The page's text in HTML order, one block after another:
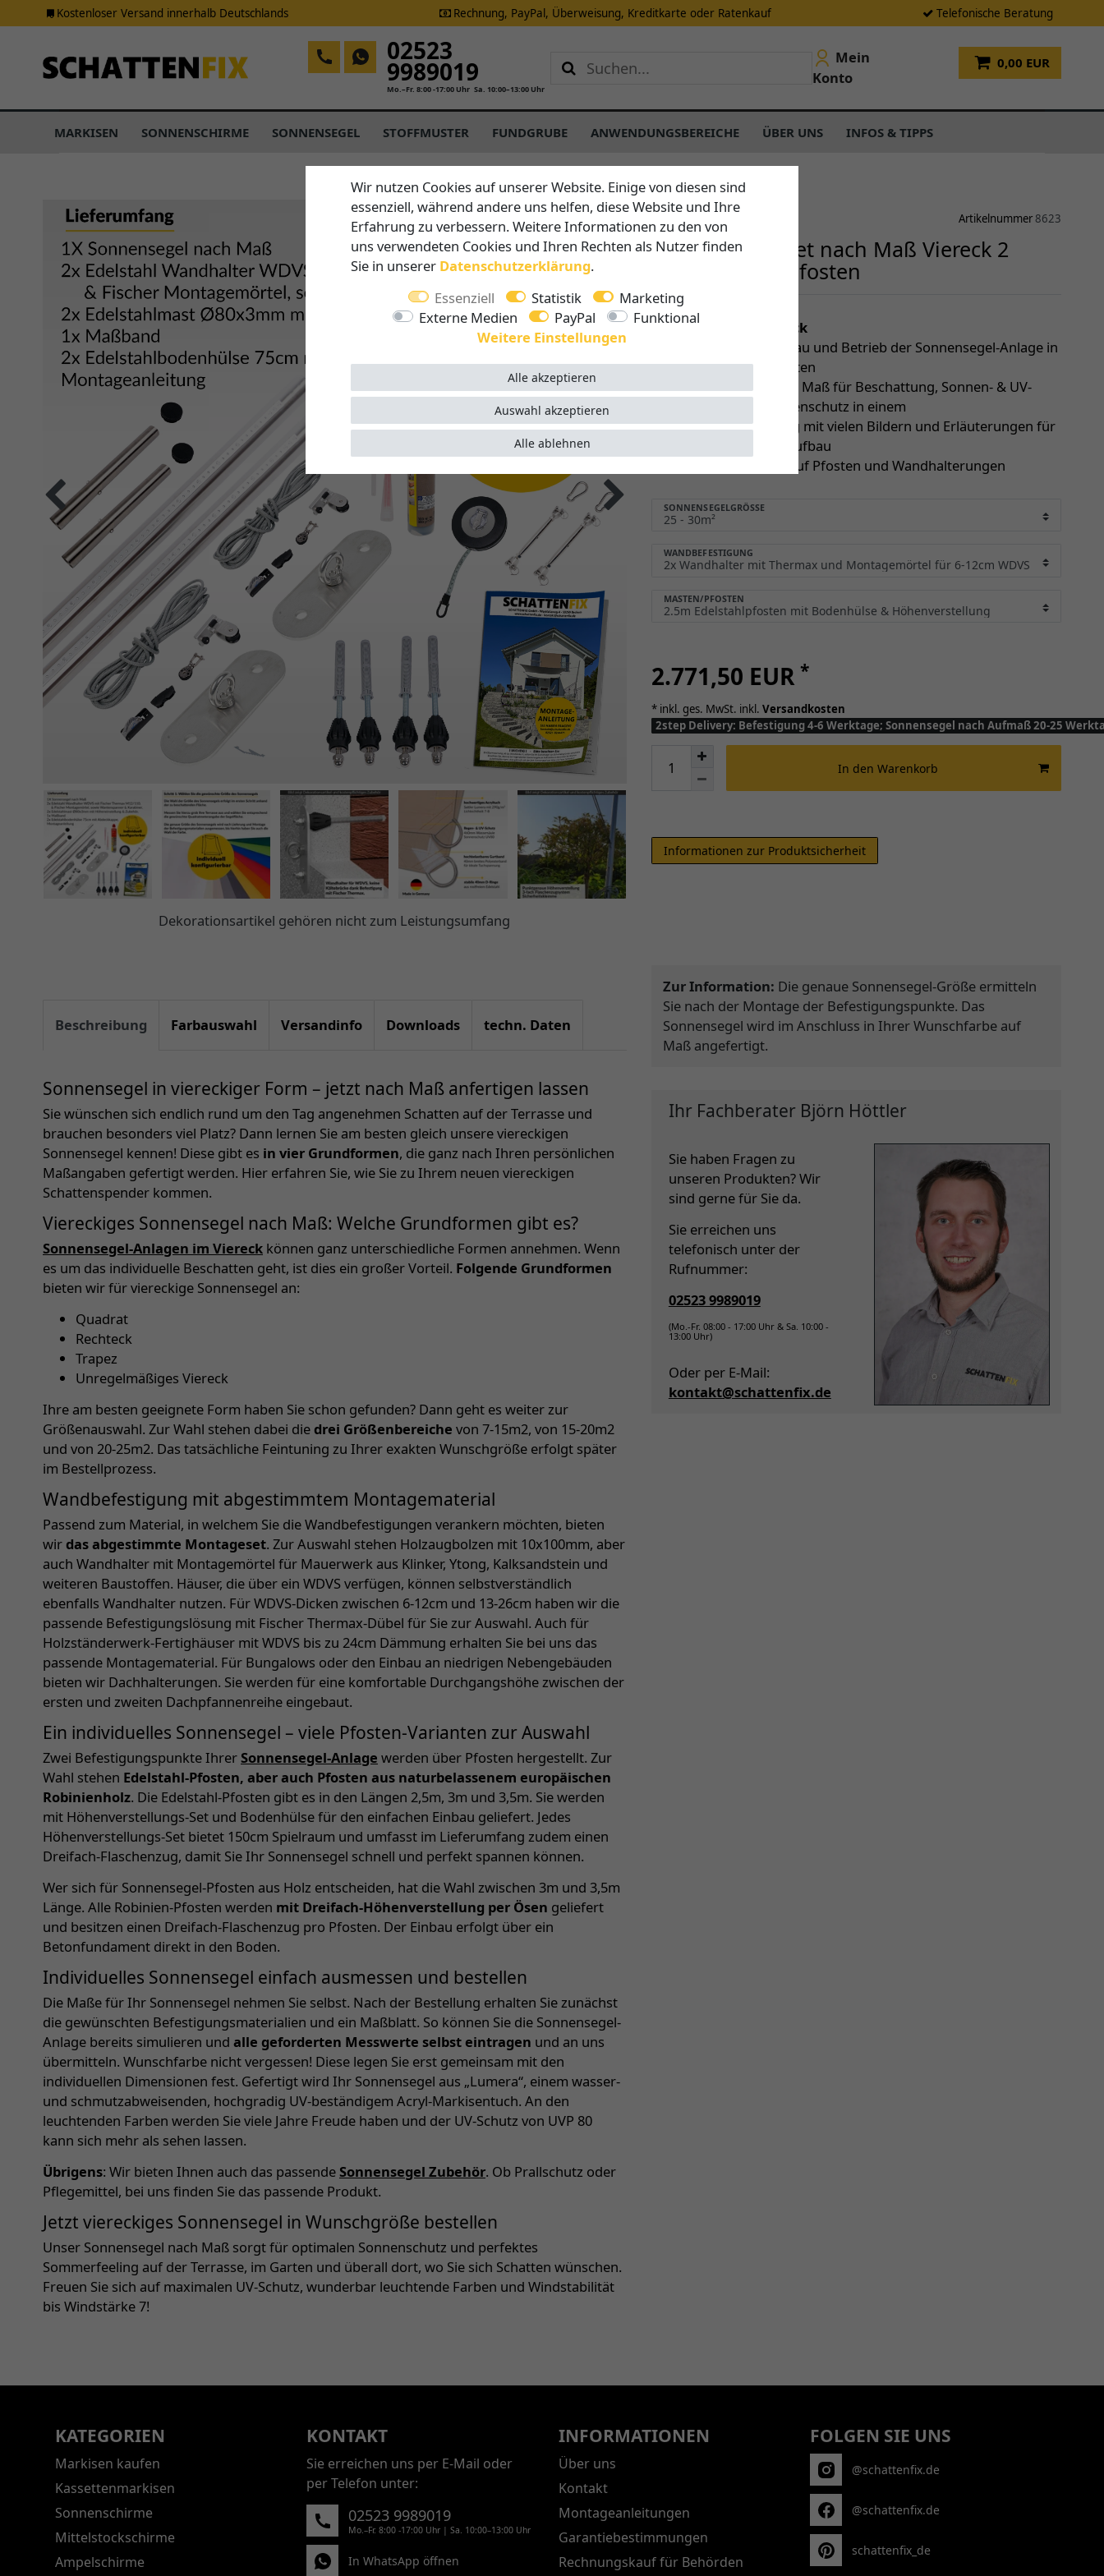
Kostenloser Versand innerhalb Deutschlands Rechnung, PayPal, Überweisung, Kreditkarte oder Ratenkauf Telefonische Beratung
0,00 EUR
02523
9989019
Mo.–Fr. 8:00 -17:00 Uhr Sa. 10:00–13:00 Uhr
Mein
Konto
MARKISEN SONNENSCHIRME SONNENSEGEL STOFFMUSTER FUNDGRUBE ANWENDUNGSBEREICHE ÜBER UNS INFOS & TIPPS
Dekorationsartikel gehören nicht zum Leistungsumfang
Schattenfix
Artikelnummer8623
Sonnensegel-Set nach Maß Viereck 2
Wandhalter 2 Pfosten
Vorteile auf einen Blick
Alle Teile für Aufbau und Betrieb der Sonnensegel-Anlage in
diesem Set enthalten
Sonnensegel nach Maß für Beschattung, Sonnen- & UV-
Schutz sowie Regenschutz in einem
Montageanleitung mit vielen Bildern und Erläuterungen für
einfachen Selbstaufbau
5 Jahre Garantie auf Pfosten und Wandhalterungen
SONNENSEGELGRÖSSE
WANDBEFESTIGUNG
MASTEN/PFOSTEN
2.771,50 EUR *
* inkl. ges. MwSt. inkl. Versandkosten
2step Delivery: Befestigung 4-6 Werktage; Sonnensegel nach Aufmaß 20-25
In den Warenkorb
Informationen zur Produktsicherheit
Beschreibung Farbauswahl Versandinfo Downloads techn. Daten
Sonnensegel in viereckiger Form – jetzt nach Maß anfertigen lassen
Sie wünschen sich endlich rund um den Tag angenehmen Schatten auf der Terrasse und
brauchen besonders viel Platz? Dann lernen Sie am besten gleich unsere viereckigen
Sonnensegel kennen! Diese gibt es in vier Grundformen, die ganz nach Ihren persönlichen
Maßangaben gefertigt werden. Hier erfahren Sie, wie Sie zu Ihrem neuen viereckigen
Schattenspender kommen.
Viereckiges Sonnensegel nach Maß: Welche Grundformen gibt es?
Sonnensegel-Anlagen im Viereck können ganz unterschiedliche Formen annehmen. Wenn
es um das individuelle Beschatten geht, ist dies ein großer Vorteil. Folgende Grundformen
bieten wir für viereckige Sonnensegel an:
Quadrat
Rechteck
Trapez
Unregelmäßiges Viereck
Ihre am besten geeignete Form haben Sie schon gefunden? Dann geht es weiter zur
Größenauswahl. Zur Wahl stehen dabei diedrei Größenbereiche von 7-15m2, von 15-20m2
und von 20-25m2. Das tatsächliche Feintuning zu Ihrer exakten Wunschgröße erfolgt später
im Bestellprozess.
Wandbefestigung mit abgestimmtem Montagematerial
Passend zum Material, in welchem Sie die Wandbefestigungen verankern möchten, bieten
wirdas abgestimmte Montageset. Zur Auswahl stehen Holzaugbolzen mit 10x100mm, aber
auch Wandhalter mit Montagemörtel für Mauerwerk aus Klinker, Ytong, Kalksandstein und
weiteren Baustoffen. Häuser, die über ein WDVS verfügen, können selbstverständlich
ebenfalls Wandhalter nutzen. Für WDVS-Dicken zwischen 6-12cm und 13-26cm haben wir die
passende Befestigungslösung mit Fischer Thermax-Dübel für Sie zur Auswahl. Auch für
Holzständerwerk-Fertighäuser mit WDVS bis zu 24cm Dämmung erhalten Sie bei uns das
passende Montagematerial. Für Bungalows oder den Einbau an niedrigen Nebengebäuden
bieten wir Dachhalterungen. Sie werden für eine komfortable Durchgangshöhe zwischen der
ersten und zweiten Dachpfannenreihe eingebaut.
Ein individuelles Sonnensegel – viele Pfosten-Varianten zur Auswahl
Zwei Befestigungspunkte IhrerSonnensegel-Anlage werden über Pfosten hergestellt. Zur
Wahl stehen Edelstahl-Pfosten, aber auch Pfosten aus naturbelassenem europäischen
Robinienholz. Die Edelstahl-Pfosten gibt es in den Längen 2,5m, 3m und 3,5m. Sie werden
mit Höhenverstellungs-Set und Bodenhülse für den einfachen Einbau geliefert. Jedes
Höhenverstellungs-Set bietet 150cm Spielraum und umfasst im Lieferumfang zudem einen
Dreifach-Flaschenzug, damit Sie Ihr Sonnensegel schnell und perfekt spannen können.
Wer sich für Sonnensegel-Pfosten aus Holz entscheiden, hat die Wahl zwischen 3m und 3,5m
Länge. Alle Robinien-Pfosten werden mit Dreifach-Höhenverstellung per Ösen geliefert
und besitzen einen Dreifach-Flaschenzug pro Pfosten. Der Einbau erfolgt über ein
Betonfundament direkt in den Boden.
Individuelles Sonnensegel einfach ausmessen und bestellen
Die Maße für Ihr Sonnensegel nehmen Sie selbst. Nach der Bestellung erhalten Sie zunächst
die gewünschten Befestigungsmaterialien und ein Maßblatt. So können Sie die Sonnensegel-
Anlage bereits simulieren und alle geforderten Messwerte selbst eintragen und an uns
übermitteln. Wunschfarbe nicht vergessen! Diese legen Sie erst gemeinsam mit den
individuellen Dimensionen fest. Gefertigt wird Ihr Sonnensegel aus „Lumera“, einem wasser-
und schmutzabweisenden, hochgradig UV-beständigem Acryl-Markisentuch. An den
leuchtenden Farben werden Sie viele Jahre Freude haben und der UV-Schutz von UVP 80
kann sich mehr als sehen lassen.
Übrigens: Wir bieten Ihnen auch das passendeSonnensegel Zubehör. Ob Prallschutz oder
Pflegemittel, bei uns finden Sie das passende Produkt.
Jetzt viereckiges Sonnensegel in Wunschgröße bestellen
Unser Sonnensegel nach Maß sorgt für optimalen Sonnenschutz und perfektes
Sommerfeeling auf der Terrasse, im Garten und überall dort, wo Sie sich Schatten wünschen.
Freuen Sie sich auf maximalen UV-Schutz, wunderbar leuchtende Farben und Windstabilität
bis Windstärke 7!
Zur Information: Die genaue Sonnensegel-Größe ermitteln
Sie nach der Montage der Befestigungspunkte. Das
Sonnensegel wird im Anschluss in Ihrer Wunschfarbe auf
Maß angefertigt.
Ihr Fachberater Björn Höttler
Sie haben Fragen zu
unseren Produkten? Wir
sind gerne für Sie da.
Sie erreichen uns
telefonisch unter der
Rufnummer:
02523 9989019
(Mo.-Fr. 08:00 - 17:00 Uhr & Sa. 10:00 -
13:00 Uhr)
Oder per E-Mail:
kontakt@schattenfix.de
KATEGORIEN
Markisen kaufen
Kassettenmarkisen
Sonnenschirme
Mittelstockschirme
Ampelschirme
KONTAKT
Sie erreichen uns per E-Mail oder
per Telefon unter:
02523 9989019
Mo.–Fr. 8:00 -17:00 Uhr | Sa. 10:00–13:00 Uhr
In WhatsApp öffnen
INFORMATIONEN
Über uns
Kontakt
Montageanleitungen
Garantiebestimmungen
Rechnungskauf für Behörden
FOLGEN SIE UNS
@schattenfix.de
@schattenfix.de
schattenfix_de
Wir nutzen Cookies auf unserer Website. Einige von diesen sind
essenziell, während andere uns helfen, diese Website und Ihre
Erfahrung zu verbessern. Weitere Informationen zu den von
uns verwendeten Cookies und Ihren Rechten als Nutzer finden
Sie in unserer Daten­schutz­erklärung.
Essenziell
Statistik
Marketing
Externe Medien
PayPal
Funktional
Weitere Einstellungen
Alle akzeptieren
Alle ablehnen
Auswahl akzeptieren